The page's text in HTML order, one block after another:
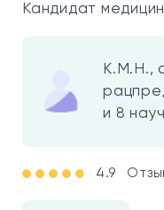
Кандидат
К.М.Н.,
и 8
4.9